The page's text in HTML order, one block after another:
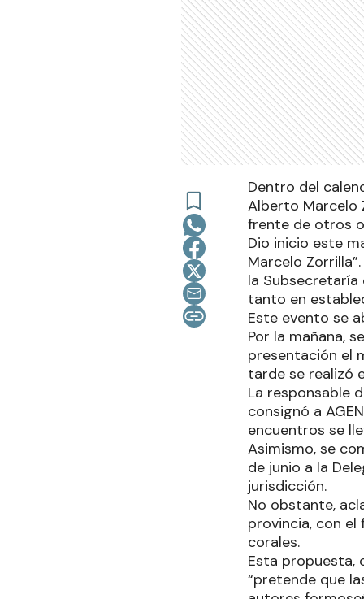
Dentro del
Alberto Marcelo
frente de otros
Dio inicio este
Marcelo
la
tanto en
Este evento se
Por la mañana,
presentación el
tarde se realizó
La responsable
consignó a
encuentros se
Asimismo, se
de junio a la
jurisdicción.
No obstante,
provincia, con
corales.
Esta propuesta,
“pretende que